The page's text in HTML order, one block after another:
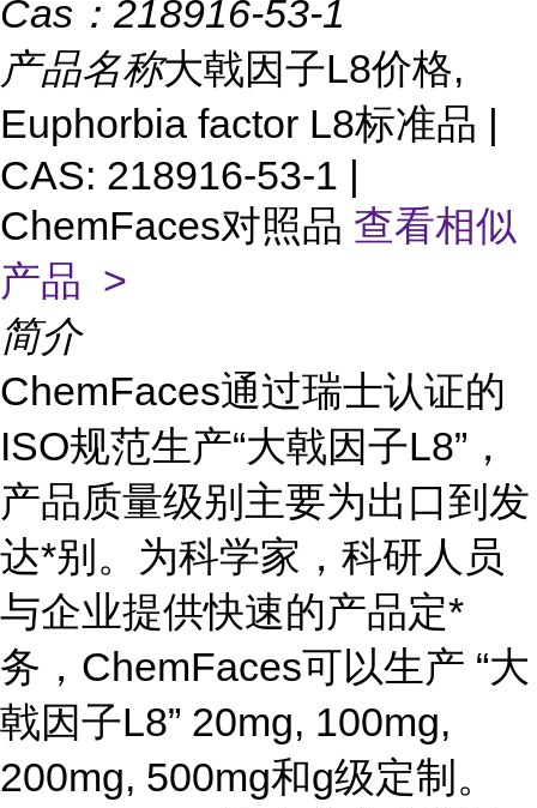
Cas： 218916-53-1
产品名称大戟因子L8价格,
Euphorbia factor L8标准品 |
CAS: 218916-53-1 |
ChemFaces对照品 查看相似
产品 >
简介
ChemFaces通过瑞士认证的
ISO规范生产“大戟因子L8”，
产品质量级别主要为出口到发
达*别。为科学家，科研人员
与企业提供快速的产品定*
务，ChemFaces可以生产 “大
戟因子L8” 20mg, 100mg,
200mg, 500mg和g级定制。